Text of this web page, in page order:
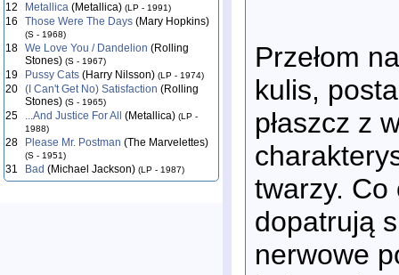
12 Metallica (Metallica) (LP - 1991)
16 Those Were The Days (Mary Hopkins)
(S - 1968)
18 We Love You / Dandelion (Rolling
Stones) (S - 1967)
19 Pussy Cats (Harry Nilsson) (LP - 1974)
20 (I Can't Get No) Satisfaction (Rolling
Stones) (S - 1965)
25 ...And Justice For All (Metallica) (LP -
1988)
28 Please Mr. Postman (The Marvelettes)
(S - 1951)
31 Bad (Michael Jackson) (LP - 1987)
Przełom
kulis,
płaszcz z
twarzy. Co
dopatrują
nerwowe